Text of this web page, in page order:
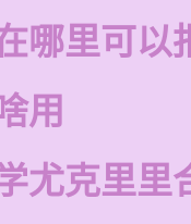
哪里可以
用
尤克里里